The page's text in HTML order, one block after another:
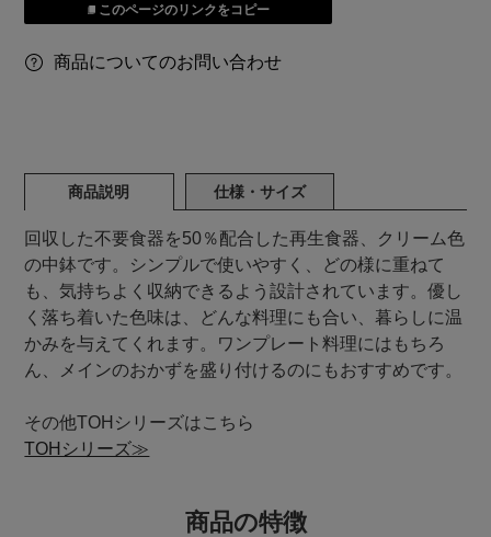
このページのリンクをコピー
商品についてのお問い合わせ
商品説明 仕様・サイズ
回収した不要食器を50％配合した再生食器、クリーム色
の中鉢です。シンプルで使いやすく、どの様に重ねて
も、気持ちよく収納できるよう設計されています。優し
く落ち着いた色味は、どんな料理にも合い、暮らしに温
かみを与えてくれます。ワンプレート料理にはもちろ
ん、メインのおかずを盛り付けるのにもおすすめです。
その他TOHシリーズはこちら
TOHシリーズ≫
商品の特徴